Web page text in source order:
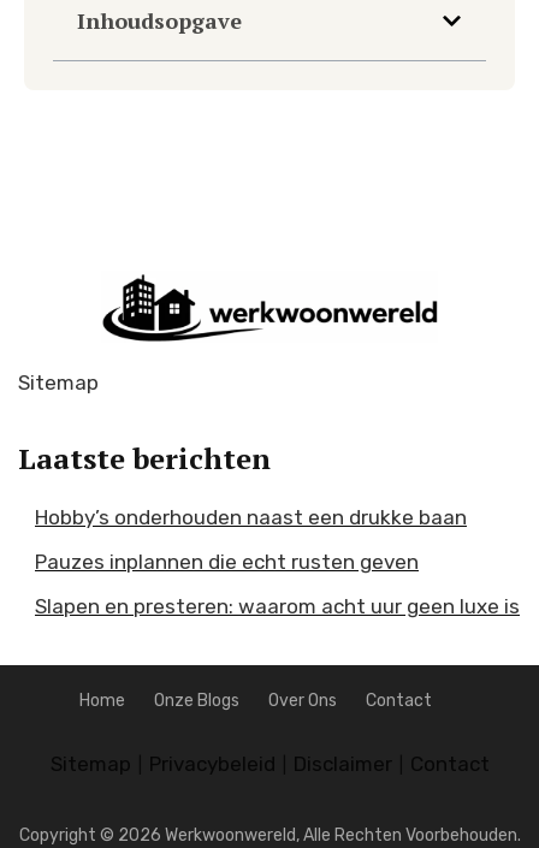
Inhoudsopgave
Sitemap
Laatste berichten
Hobby’s onderhouden naast een drukke baan
Pauzes inplannen die echt rusten geven
Slapen en presteren: waarom acht uur geen luxe is
Home Onze Blogs Over Ons Contact
Sitemap Privacybeleid Disclaimer| Contact
Copyright © 2026 Werkwoonwereld, Alle Rechten Voorbehouden.